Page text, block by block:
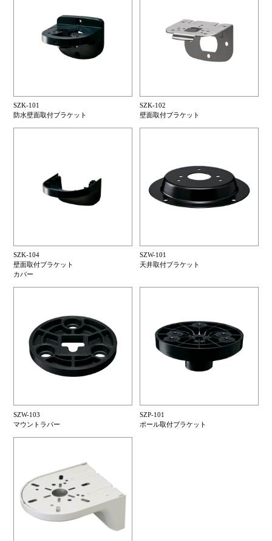
SZK-101
防水壁面取付ブラケット
SZK-102
壁面取付ブラケット
SZK-104
壁面取付ブラケット
カバー
SZW-101
天井取付ブラケット
SZW-103
マウントラバー
SZP-101
ポール取付ブラケット